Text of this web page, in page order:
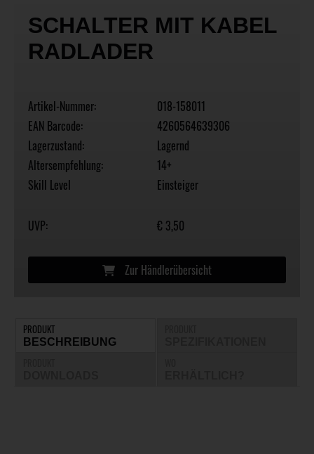
SCHALTER MIT KABEL
RADLADER
Artikel-Nummer:
018-158011
EAN Barcode:
4260564639306
Lagerzustand:
Lagernd
Altersempfehlung:
14+
Skill Level
Einsteiger
UVP: € 3,50
Zur Händlerübersicht
PRODUKT
BESCHREIBUNG